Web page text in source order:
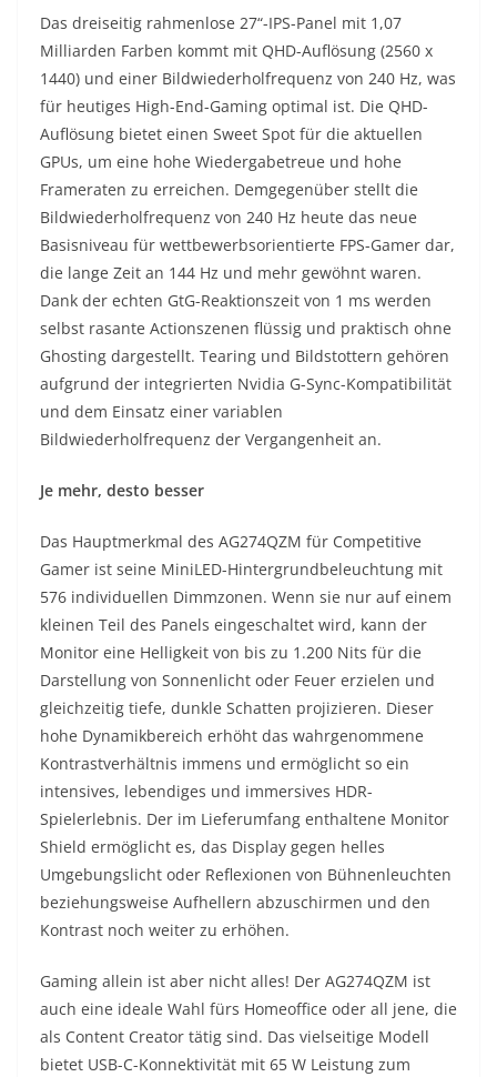
Das dreiseitig rahmenlose 27“-IPS-Panel mit 1,07
Milliarden Farben kommt mit QHD-Auflösung (2560 x
1440) und einer Bildwiederholfrequenz von 240 Hz, was
für heutiges High-End-Gaming optimal ist. Die QHD-
Auflösung bietet einen Sweet Spot für die aktuellen
GPUs, um eine hohe Wiedergabetreue und hohe
Frameraten zu erreichen. Demgegenüber stellt die
Bildwiederholfrequenz von 240 Hz heute das neue
Basisniveau für wettbewerbsorientierte FPS-Gamer dar,
die lange Zeit an 144 Hz und mehr gewöhnt waren.
Dank der echten GtG-Reaktionszeit von 1 ms werden
selbst rasante Actionszenen flüssig und praktisch ohne
Ghosting dargestellt. Tearing und Bildstottern gehören
aufgrund der integrierten Nvidia G-Sync-Kompatibilität
und dem Einsatz einer variablen
Bildwiederholfrequenz der Vergangenheit an.
Je mehr, desto besser
Das Hauptmerkmal des AG274QZM für Competitive
Gamer ist seine MiniLED-Hintergrundbeleuchtung mit
576 individuellen Dimmzonen. Wenn sie nur auf einem
kleinen Teil des Panels eingeschaltet wird, kann der
Monitor eine Helligkeit von bis zu 1.200 Nits für die
Darstellung von Sonnenlicht oder Feuer erzielen und
gleichzeitig tiefe, dunkle Schatten projizieren. Dieser
hohe Dynamikbereich erhöht das wahrgenommene
Kontrastverhältnis immens und ermöglicht so ein
intensives, lebendiges und immersives HDR-
Spielerlebnis. Der im Lieferumfang enthaltene Monitor
Shield ermöglicht es, das Display gegen helles
Umgebungslicht oder Reflexionen von Bühnenleuchten
beziehungsweise Aufhellern abzuschirmen und den
Kontrast noch weiter zu erhöhen.
Gaming allein ist aber nicht alles! Der AG274QZM ist
auch eine ideale Wahl fürs Homeoffice oder all jene, die
als Content Creator tätig sind. Das vielseitige Modell
bietet USB-C-Konnektivität mit 65 W Leistung zum